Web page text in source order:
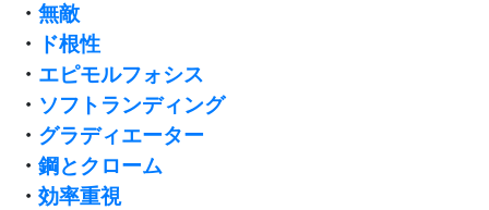
・ 無敵
・ ド根性
・ エピモルフォシス
・ ソフトランディング
・ グラディエーター
・ 鋼とクローム
・ 効率重視